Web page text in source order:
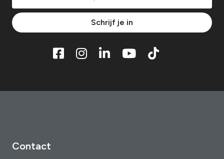
Schrijf je in
Contact